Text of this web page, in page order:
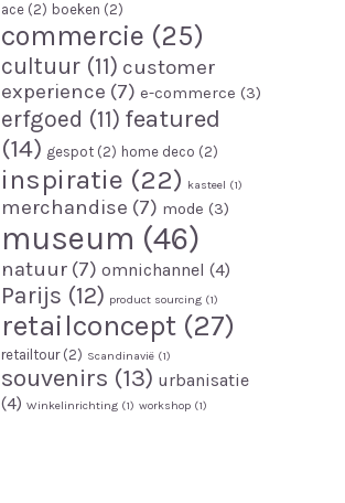
ace (2) boeken (2)
commercie (25)
cultuur (11) customer
experience (7) e-commerce (3)
erfgoed (11) featured
(14) gespot (2) home deco (2)
inspiratie (22) kasteel (1)
merchandise (7) mode (3)
museum (46)
natuur (7) omnichannel (4)
Parijs (12) product sourcing (1)
retailconcept (27)
retailtour(2) Scandinavië (1)
souvenirs (13) urbanisatie
(4) Winkelinrichting (1) workshop (1)